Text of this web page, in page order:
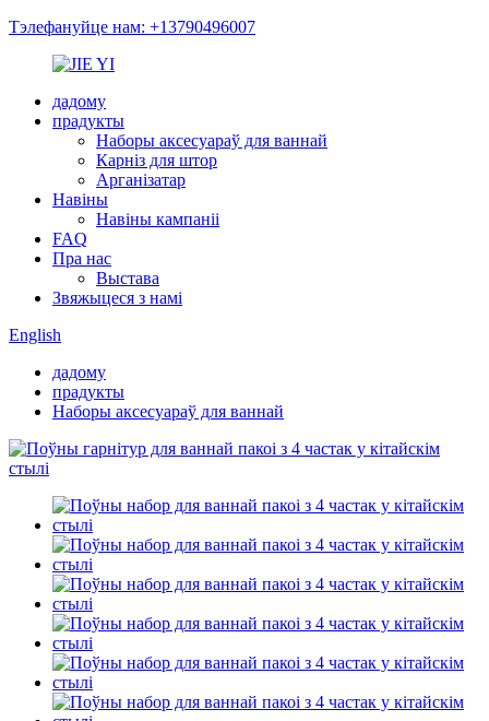
Тэлефануйце нам: +13790496007
дадому
прадукты
Наборы аксесуараў для ваннай
Карніз для штор
Арганізатар
Навіны
Навіны кампаніі
FAQ
Пра нас
Выстава
Звяжыцеся з намі
English
дадому
прадукты
Наборы аксесуараў для ваннай